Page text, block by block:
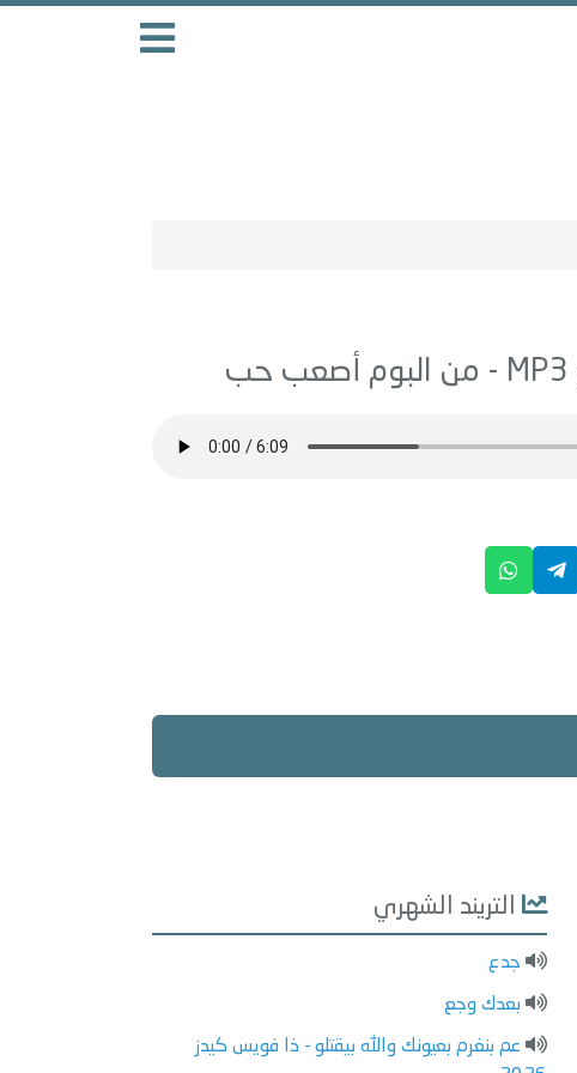
أصعب حب
التريند الشهري
جدع
بعدك وجع
عم بنغرم بعيونك والله بيقتلو - ذا فويس كيدز